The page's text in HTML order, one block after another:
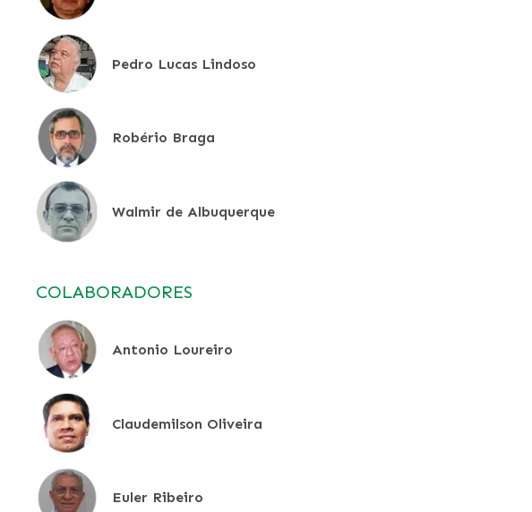
Pedro Lucas Lindoso
Robério Braga
Walmir de Albuquerque
COLABORADORES
Antonio Loureiro
Claudemilson Oliveira
Euler Ribeiro